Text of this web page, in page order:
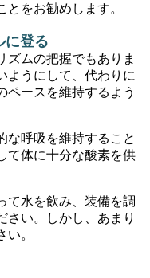
をお勧めします。
に登る
ズムの把握でもありま
ようにして、代わりに
ペースを維持するよう
な呼吸を維持すること
て体に十分な酸素を供
て水を飲み、装備を調
さい。しかし、あまり
。